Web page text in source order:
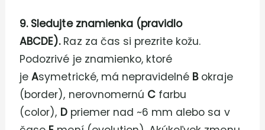
9. Sledujte znamienka (pravidlo
ABCDE).Raz za čas si prezrite kožu.
Podozrivé je znamienko, ktoré
jeAsymetrické, má nepravidelné Bokraje
(border), nerovnomernú C farbu
(color), Dpriemer nad ~6 mm alebo sa v